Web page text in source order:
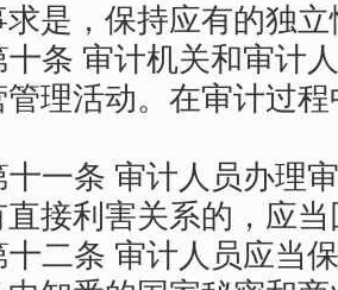
求是，保持应有的独
条 审计机关和审计
管理活动。在审计过
一条 审计人员办理
直接利害关系的，应当
二条 审计人员应当